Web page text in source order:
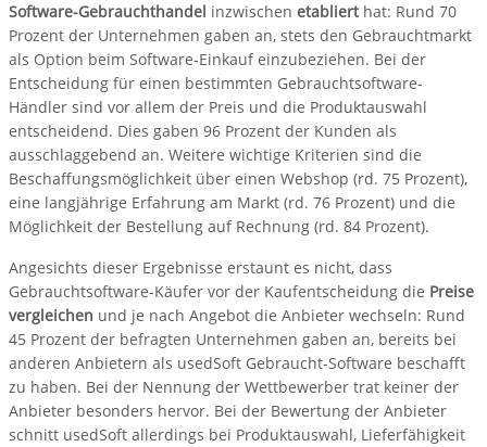
Software-Gebrauchthandel inzwischen etabliert hat: Rund 70
Prozent der Unternehmen gaben an, stets den Gebrauchtmarkt
als Option beim Software-Einkauf einzubeziehen. Bei der
Entscheidung für einen bestimmten Gebrauchtsoftware-
Händler sind vor allem der Preis und die Produktauswahl
entscheidend. Dies gaben 96 Prozent der Kunden als
ausschlaggebend an. Weitere wichtige Kriterien sind die
Beschaffungsmöglichkeit über einen Webshop (rd. 75 Prozent),
eine langjährige Erfahrung am Markt (rd. 76 Prozent) und die
Möglichkeit der Bestellung auf Rechnung (rd. 84 Prozent).
Angesichts dieser Ergebnisse erstaunt es nicht, dass
Gebrauchtsoftware-Käufer vor der Kaufentscheidung die Preise
vergleichen und je nach Angebot die Anbieter wechseln: Rund
45 Prozent der befragten Unternehmen gaben an, bereits bei
anderen Anbietern als usedSoft Gebraucht-Software beschafft
zu haben. Bei der Nennung der Wettbewerber trat keiner der
Anbieter besonders hervor. Bei der Bewertung der Anbieter
schnitt usedSoft allerdings bei Produktauswahl, Lieferfähigkeit